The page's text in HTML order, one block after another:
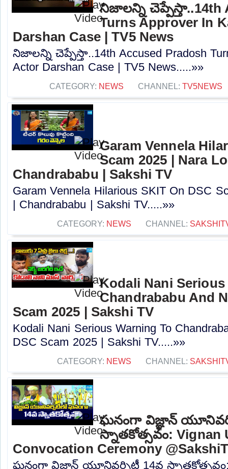
నిజాలన్ని చెప్పేస్తా..14th
Turns Approver In
Darshan Case | TV5 News
నిజాలన్ని చెప్పేస్తా..14th Accused Pradosh
Actor Darshan Case | TV5 News.....»»
CATEGORY: NEWS CHANNEL: TV5NEWS
Garam Vennela
Scam 2025 | Nara
Chandrababu | Sakshi TV
Garam Vennela Hilarious SKIT On DSC
| Chandrababu | Sakshi TV.....»»
CATEGORY: NEWS CHANNEL:
Kodali Nani Serious
Chandrababu And
Scam 2025 | Sakshi TV
Kodali Nani Serious Warning To
DSC Scam 2025 | Sakshi TV.....»»
CATEGORY: NEWS CHANNEL:
ఘనంగా విజ్ఞాన్
స్నాతకోత్సవం: Vignan
Convocation Ceremony
ఘనంగా విజ్ఞాన్ యూనివర్సిటీ 14వ స్నాతకోత్సవం: